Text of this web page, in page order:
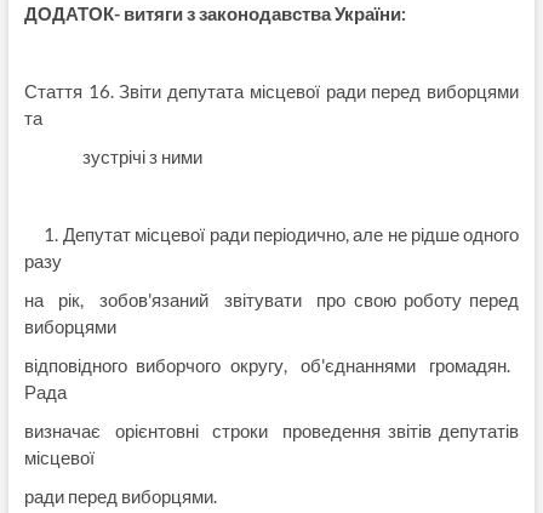
ДОДАТОК- витяги з законодавства України:
Стаття 16. Звіти депутата місцевої ради перед виборцями
та
зустрічі з ними
1. Депутат місцевої ради періодично, але не рідше одного
разу
на рік, зобов'язаний звітувати про свою роботу перед
виборцями
відповідного виборчого округу, об'єднаннями громадян.
Рада
визначає орієнтовні строки проведення звітів депутатів
місцевої
ради перед виборцями.